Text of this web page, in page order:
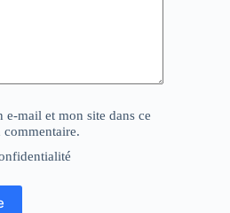
mail et mon site dans ce